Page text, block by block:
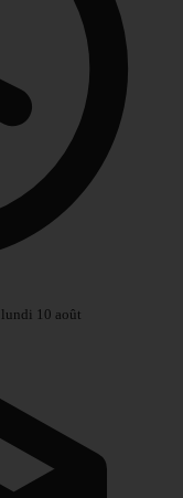
10 août